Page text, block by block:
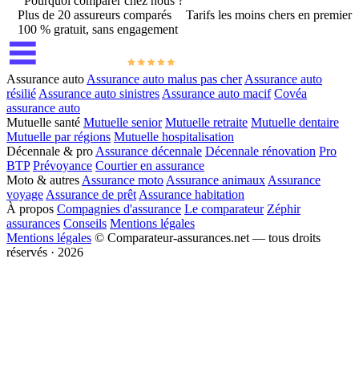
Plus de 20 assureurs comparés
Tarifs les moins chers en premier
100 % gratuit, sans engagement
Assurance auto Assurance auto malus pas cher Assurance auto
résilié Assurance auto sinistres Assurance auto macif Covéa
assurance auto
Mutuelle santé Mutuelle senior Mutuelle retraite Mutuelle dentaire
Mutuelle par régions Mutuelle hospitalisation
Décennale & pro Assurance décennale Décennale rénovation Pro
BTP Prévoyance Courtier en assurance
Moto & autres Assurance moto Assurance animaux Assurance
voyage Assurance de prêt Assurance habitation
À propos Compagnies d'assurance Le comparateur Zéphir
assurances Conseils Mentions légales
Mentions légales © Comparateur-assurances.net — tous droits
réservés · 2026